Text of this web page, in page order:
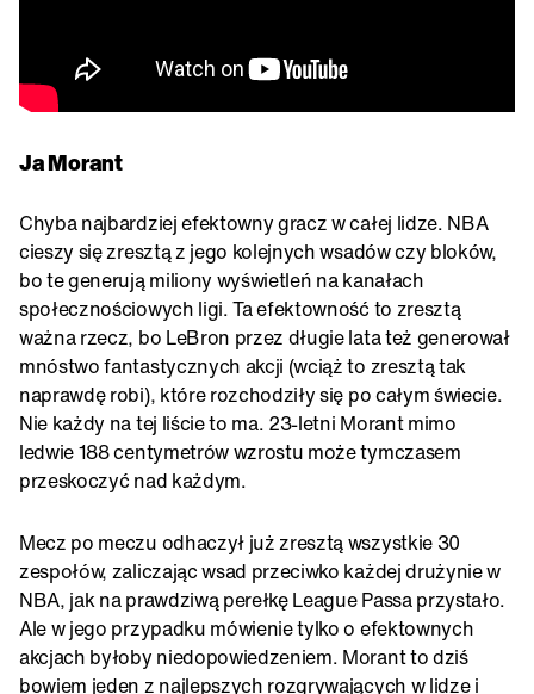
Ja Morant
Chyba najbardziej efektowny gracz w całej lidze. NBA
cieszy się zresztą z jego kolejnych wsadów czy bloków,
bo te generują miliony wyświetleń na kanałach
społecznościowych ligi. Ta efektowność to zresztą
ważna rzecz, bo LeBron przez długie lata też generował
mnóstwo fantastycznych akcji (wciąż to zresztą tak
naprawdę robi), które rozchodziły się po całym świecie.
Nie każdy na tej liście to ma. 23-letni Morant mimo
ledwie 188 centymetrów wzrostu może tymczasem
przeskoczyć nad każdym.
Mecz po meczu odhaczył już zresztą wszystkie 30
zespołów, zaliczając wsad przeciwko każdej drużynie w
NBA, jak na prawdziwą perełkę League Passa przystało.
Ale w jego przypadku mówienie tylko o efektownych
akcjach byłoby niedopowiedzeniem. Morant to dziś
bowiem jeden z najlepszych rozgrywających w lidze i